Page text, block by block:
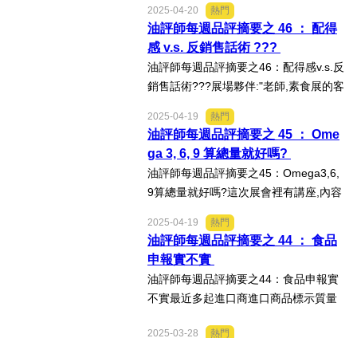
的好笑影片流傳開始,最近我的油評師團
隊又傳一支影片是強調要找DOP的油品
要我看一下和評論....
2025-04-20 熱門
油評師每週品評摘要之 46 ： 配得
感 v.s. 反銷售話術 ???
油評師每週品評摘要之46：配得感v.s.反
銷售話術???展場夥伴:"老師,素食展的客
覺得不好意思來體驗,萬一體驗後買不起,
沒有買會很不好意思....“...
2025-04-19 熱門
油評師每週品評摘要之 45 ： Ome
ga 3, 6, 9 算總量就好嗎?
油評師每週品評摘要之45：Omega3,6,
9算總量就好嗎?這次展會裡有講座,內容
一個好的行銷方式,唯一美中不足的是講
座內容的正確性.油評師從業到現在在各
種講座上...
2025-04-19 熱門
油評師每週品評摘要之 44 ： 食品
申報實不實
油評師每週品評摘要之44：食品申報實
不實最近多起進口商進口商品標示質量
2025-03-28 熱門